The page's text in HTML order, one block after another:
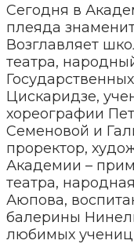
Сегодня в
плеяда
Возглавляет
театра,
Цискаридзе,
хореографии
Семеновой и
проректор,
Академии –
театра,
Аюпова,
балерины
любимых учениц